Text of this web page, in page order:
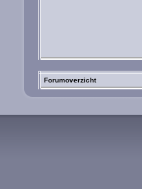
Forumoverzicht